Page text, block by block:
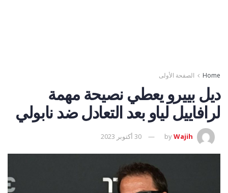
Home الصفحة الأولى
ديل بييرو يعطي نصيحة مهمة
لرافاييل لياو بعد التعادل ضد نابولي
byWajih 30 أكتوبر 2023